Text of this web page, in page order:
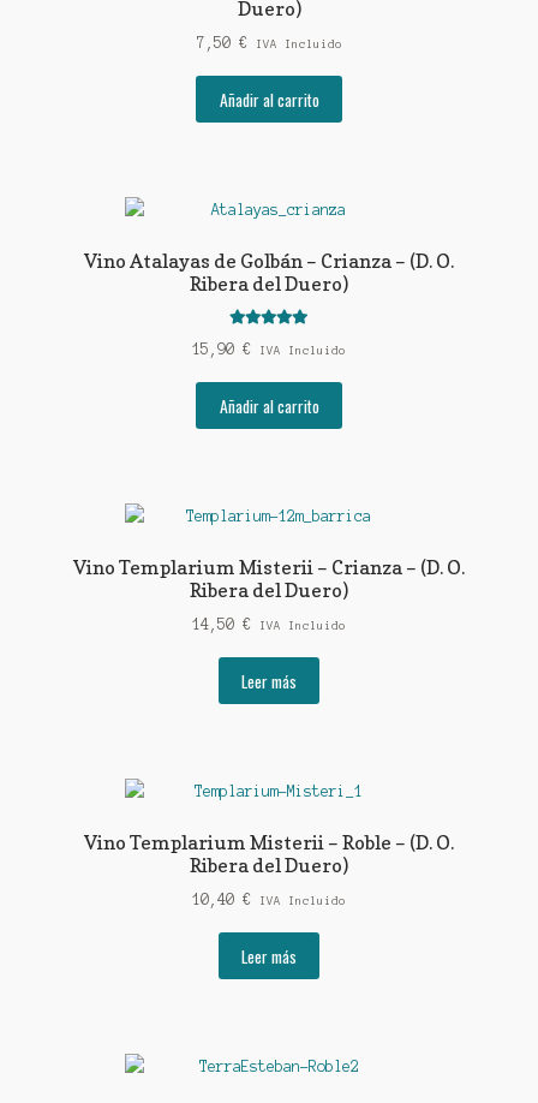
Duero)
7,50 € IVA Incluido
Añadir al carrito
Vino Atalayas de Golbán – Crianza – (D. O.
Ribera del Duero)
15,90 € IVA Incluido
Añadir al carrito
Vino Templarium Misterii – Crianza – (D. O.
Ribera del Duero)
14,50 € IVA Incluido
Leer más
Vino Templarium Misterii – Roble – (D. O.
Ribera del Duero)
10,40 € IVA Incluido
Leer más